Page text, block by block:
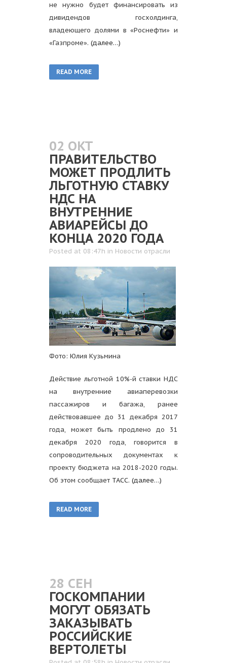
не нужно будет финансировать из
дивидендов госхолдинга,
владеющего долями в «Роснефти» и
«Газпроме». (далее…)
READ MORE
02 ОКТ
ПРАВИТЕЛЬСТВО
МОЖЕТ ПРОДЛИТЬ
ЛЬГОТНУЮ СТАВКУ
НДС НА
ВНУТРЕННИЕ
АВИАРЕЙСЫ ДО
КОНЦА 2020 ГОДА
Posted at 08:47h in Новости отрасли
Фото: Юлия Кузьмина
Действие льготной 10%-й ставки НДС
на внутренние авиаперевозки
пассажиров и багажа, ранее
действовавшее до 31 декабря 2017
года, может быть продлено до 31
декабря 2020 года, говорится в
сопроводительных документах к
проекту бюджета на 2018-2020 годы.
Об этом сообщает ТАСС. (далее…)
READ MORE
28 СЕН
ГОСКОМПАНИИ
МОГУТ ОБЯЗАТЬ
ЗАКАЗЫВАТЬ
РОССИЙСКИЕ
ВЕРТОЛЕТЫ